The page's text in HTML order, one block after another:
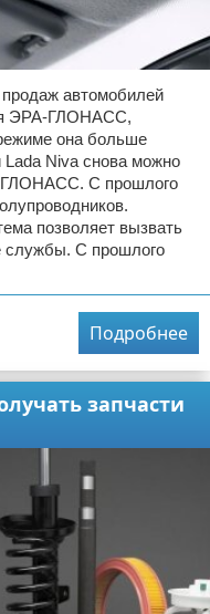
автомобилей
ЭРА-ГЛОНАСС,
она больше
Lada Niva снова можно
ГЛОНАСС. С прошлого
позволяет вызвать
службы. С прошлого
Подробнее
запчасти